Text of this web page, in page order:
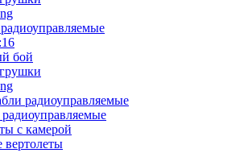
бой
радиоуправляемые
с камерой
вертолеты